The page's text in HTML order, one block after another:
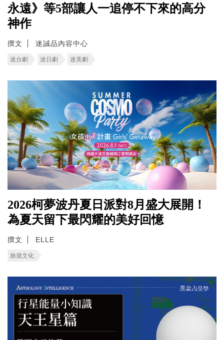
永遠》等5部讓人一追停不下來的高分
神作
撰文 迷誠品內容中心
迷台劇 迷日劇 迷美劇
2026柯夢波丹夏日派對8月盛大展開！
為夏天留下最閃耀的美好回憶
撰文 ELLE
旅遊文化